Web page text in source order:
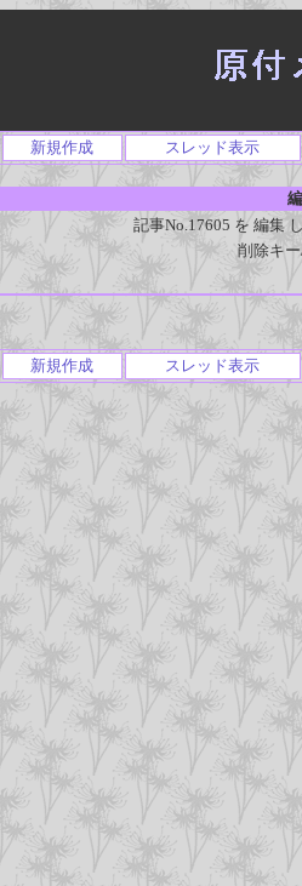
新規作成 スレッド表示
記事No.17605 を 編集
削除キ
新規作成 スレッド表示